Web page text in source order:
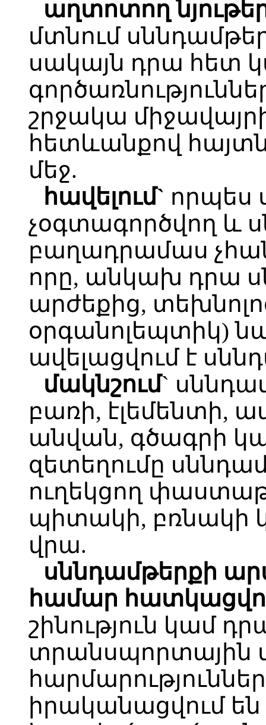
աղտոտող
մտնում
սակայն դրա հետ
շրջակա
հետևանքով
մեջ.
հավելում` որպես
չօգտագործվող և
բաղադրամաս
որը, անկախ դրա
արժեքից,
օրգանոլեպտիկ)
ավելացվում է
մակնշում`
բառի, էլեմենտի,
անվան, գծագրի
զետեղումը
ուղեկցող
պիտակի, բռնակի
վրա.
սննդամթերքի
համար
շինություն կամ
տրանսպորտային
իրականացվում